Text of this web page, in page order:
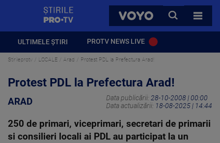
VOYO
CAUTA
TOATE
ULTIMELE ȘTIRI PROTV NEWS LIVE
Stirileprotv LOCALE Arad Protest PDL la Prefectura Arad!
Protest PDL la Prefectura Arad!
ARAD Data publicării: 28-10-2008 | 00:00
Data actualizării: 18-08-2025 | 14:44
250 de primari, viceprimari, secretari de primarii
si consilieri locali ai PDL au participat la un